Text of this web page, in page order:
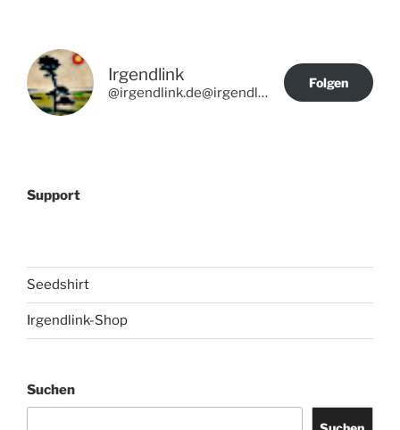
Irgendlink
@irgendlink.de@irgendlink.de
Folgen
Support
Seedshirt
Irgendlink-Shop
Suchen